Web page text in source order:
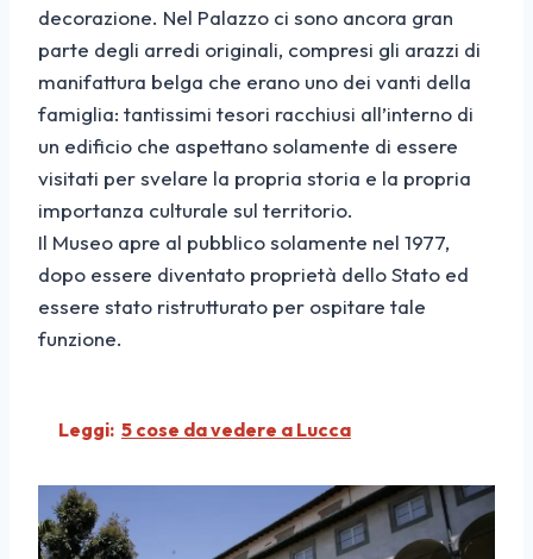
decorazione. Nel Palazzo ci sono ancora gran
parte degli arredi originali, compresi gli arazzi di
manifattura belga che erano uno dei vanti della
famiglia: tantissimi tesori racchiusi all’interno di
un edificio che aspettano solamente di essere
visitati per svelare la propria storia e la propria
importanza culturale sul territorio.
Il Museo apre al pubblico solamente nel 1977,
dopo essere diventato proprietà dello Stato ed
essere stato ristrutturato per ospitare tale
funzione.
Leggi: 5 cose da vedere a Lucca